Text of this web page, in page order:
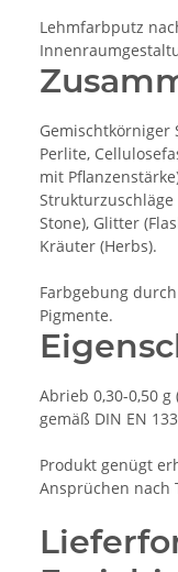
Lehmfarbputz
Gemischtkörniger
Perlite,
mit
Strukturzuschläge
Stone), Glitter
Kräuter (Herbs).
Farbgebung
Pigmente.
Abrieb 0,30-0,50 g
gemäß DIN EN
Produkt genügt
Ansprüchen nach